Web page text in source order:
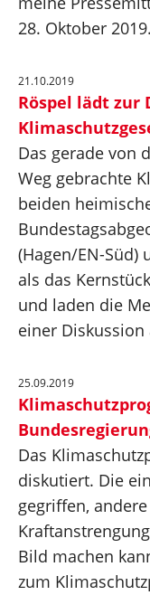
28. Oktober 2019.
21.10.2019
Röspel lädt zur
Das gerade von
Weg gebrachte
beiden
(Hagen/EN-Süd)
als das
und laden die
einer
25.09.2019
Das
diskutiert. Die
gegriffen,
Bild machen
zum